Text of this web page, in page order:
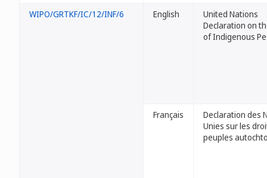
WIPO/GRTKF/IC/12/INF/6 English
United Nations
Declaration on
of Indigenous
Français
Declaration des
Unies sur les
peuples